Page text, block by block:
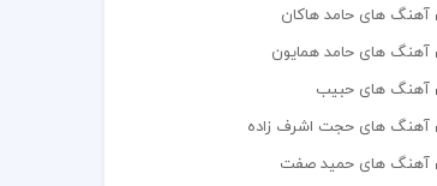
آهنگ های حامد هاکان
آهنگ های حامد همایون
آهنگ های حبیب
آهنگ های حجت اشرف زاده
آهنگ های حمید صفت